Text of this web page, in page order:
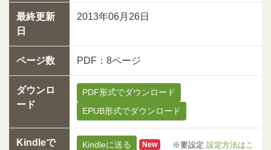
最終更新
日
2013年06月26日
ページ数 PDF：8ページ
ダウンロ
ード
PDF形式でダウンロード
EPUB形式でダウンロード
Kindleで
Kindleに送る New ※要設定 設定方法はこ